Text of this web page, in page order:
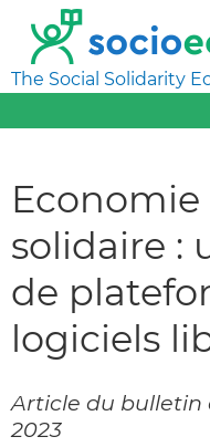
The Social Solidarity
solidaire :
de
logiciels
Article du bulletin
2023